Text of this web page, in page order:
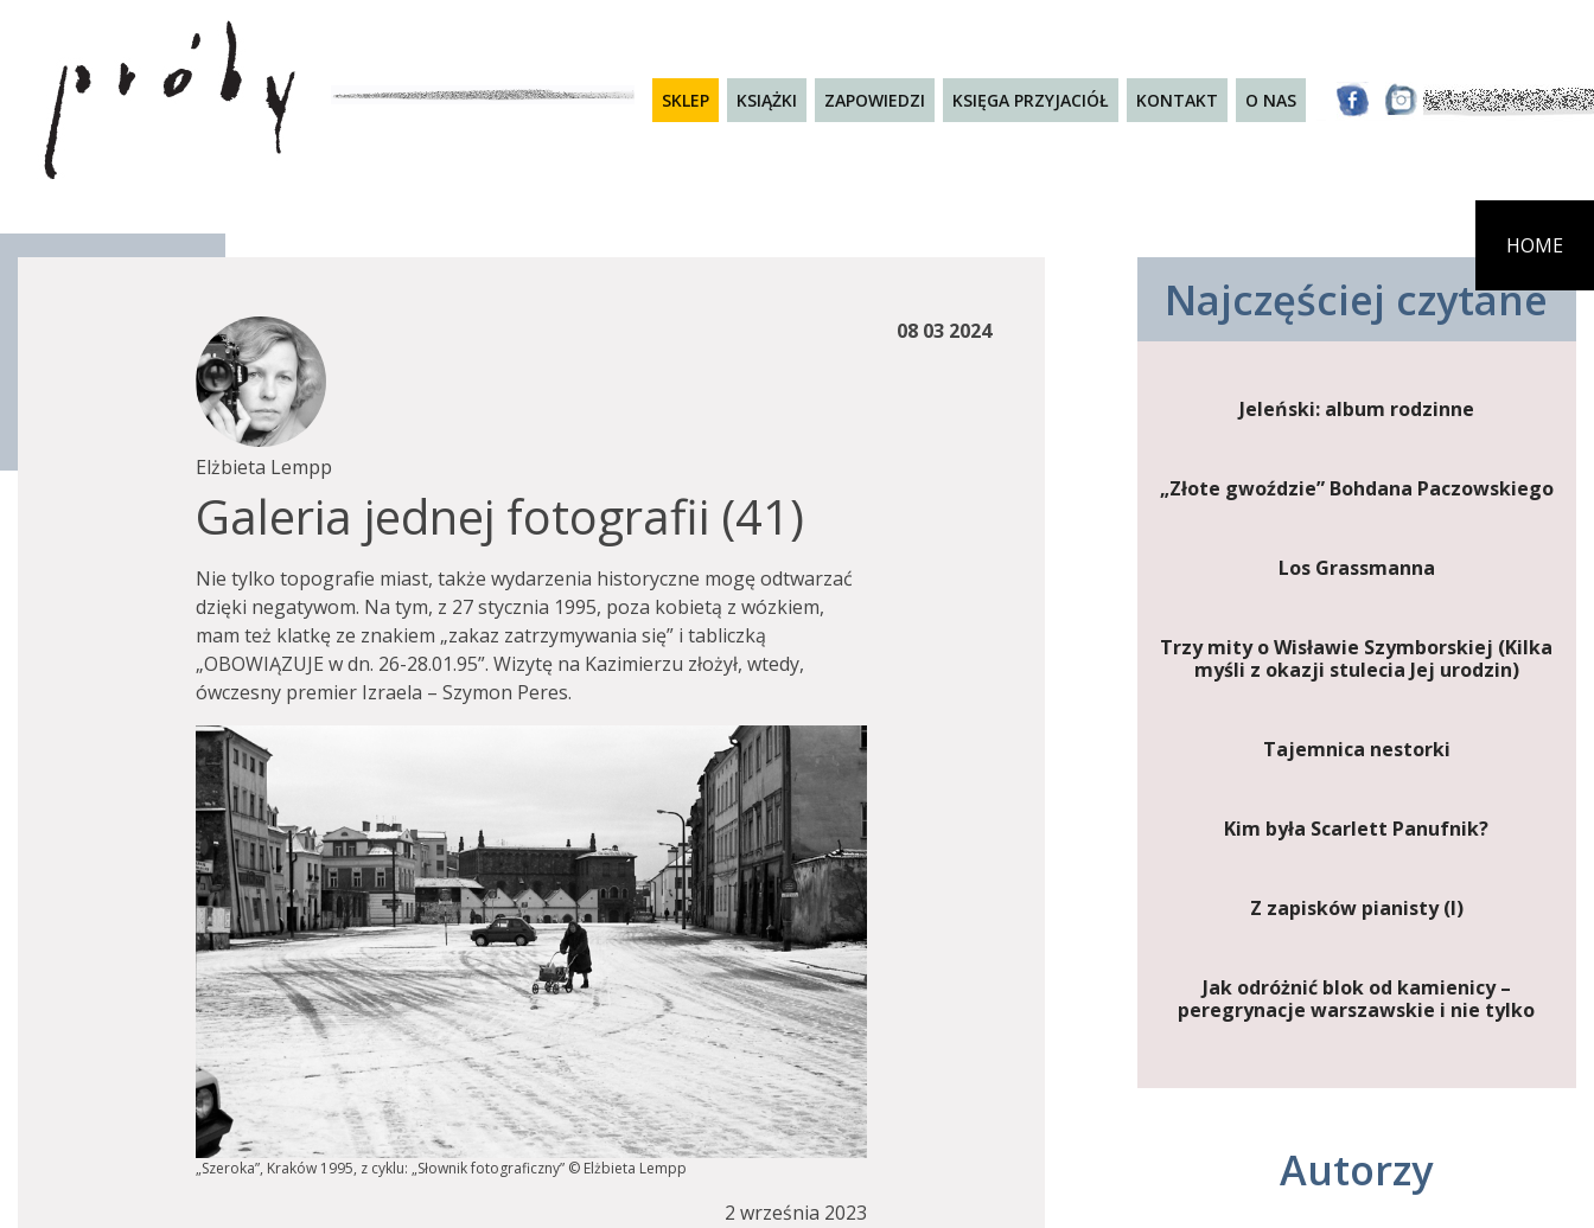
SKLEP KSIĄŻKI ZAPOWIEDZI KSIĘGA PRZYJACIÓŁ KONTAKT O NAS
HOME
08 03 2024
Elżbieta Lempp
Galeria jednej fotografii (41)
Nie tylko topografie miast, także wydarzenia historyczne mogę odtwarzać
dzięki negatywom. Na tym, z 27 stycznia 1995, poza kobietą z wózkiem,
mam też klatkę ze znakiem „zakaz zatrzymywania się” i tabliczką
„OBOWIĄZUJE w dn. 26-28.01.95”. Wizytę na Kazimierzu złożył, wtedy,
ówczesny premier Izraela – Szymon Peres.
„Szeroka”, Kraków 1995, z cyklu: „Słownik fotograficzny” © Elżbieta Lempp
2 września 2023
Najczęściej czytane
Jeleński: album rodzinne
„Złote gwoździe” Bohdana Paczowskiego
Los Grassmanna
Trzy mity o Wisławie Szymborskiej (Kilka
myśli z okazji stulecia Jej urodzin)
Tajemnica nestorki
Kim była Scarlett Panufnik?
Z zapisków pianisty (I)
Jak odróżnić blok od kamienicy –
peregrynacje warszawskie i nie tylko
Autorzy